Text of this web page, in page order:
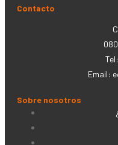
Contacto
Email:
Sobre nosotros